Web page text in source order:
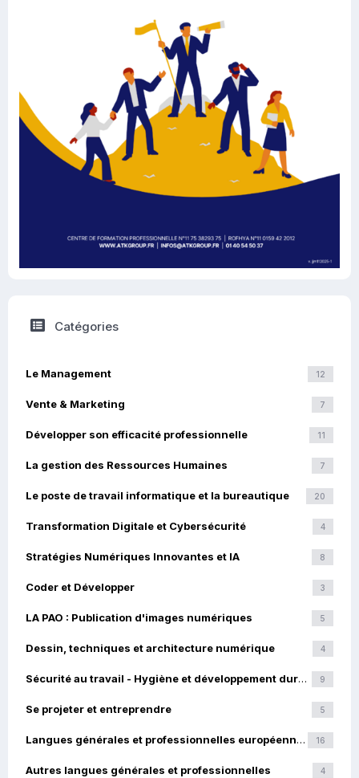
Catégories
12
Le Management
7
Vente & Marketing
11
Développer son efficacité professionnelle
7
La gestion des Ressources Humaines
20
Le poste de travail informatique et la bureautique
4
Transformation Digitale et Cybersécurité
8
Stratégies Numériques Innovantes et IA
3
Coder et Développer
5
LA PAO : Publication d'images numériques
4
Dessin, techniques et architecture numérique
9
Sécurité au travail - Hygiène et développement durable
5
Se projeter et entreprendre
16
Langues générales et professionnelles européennes
4
Autres langues générales et professionnelles